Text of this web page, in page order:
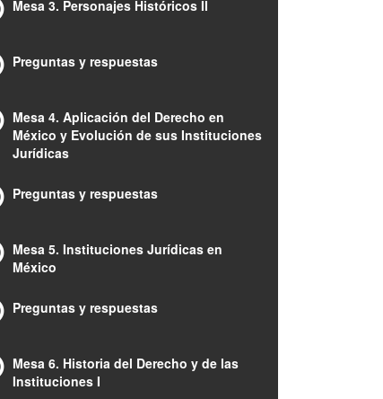
Mesa 3. Personajes Históricos II
Preguntas y respuestas
Mesa 4. Aplicación del Derecho en
México y Evolución de sus Instituciones
Jurídicas
Preguntas y respuestas
Mesa 5. Instituciones Jurídicas en
México
Preguntas y respuestas
Mesa 6. Historia del Derecho y de las
Instituciones I